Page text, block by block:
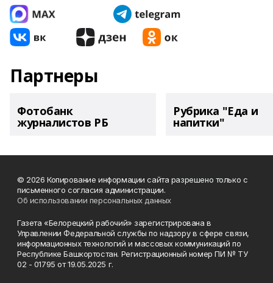
Партнеры
Фотобанк
журналистов РБ
Рубрика "Еда и
напитки"
© 2026 Копирование информации сайта разрешено только с
письменного согласия администрации.
Об использовании персональных данных
Газета «Белорецкий рабочий» зарегистрирована в
Управлении Федеральной службы по надзору в сфере связи,
информационных технологий и массовых коммуникаций по
Республике Башкортостан. Регистрационный номер ПИ № ТУ
02 - 01795 от 19.05.2025 г.